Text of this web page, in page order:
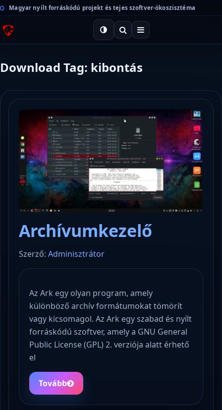
Magyar nyílt forráskódú projekt és tejes szoftver-ökoszisztéma
Download Tag: kibontás
Archívumkezelő
Szerző: Adminisztrátor
Az Ark egy olyan program, amely
különböző archív formátumokat tömörít
vagy kicsomagol. Az Ark egy szabad és nyílt
forráskódú szoftver, amely a GNU General
Public License (GPL) 2. verziója alatt érhető
el
Tovább